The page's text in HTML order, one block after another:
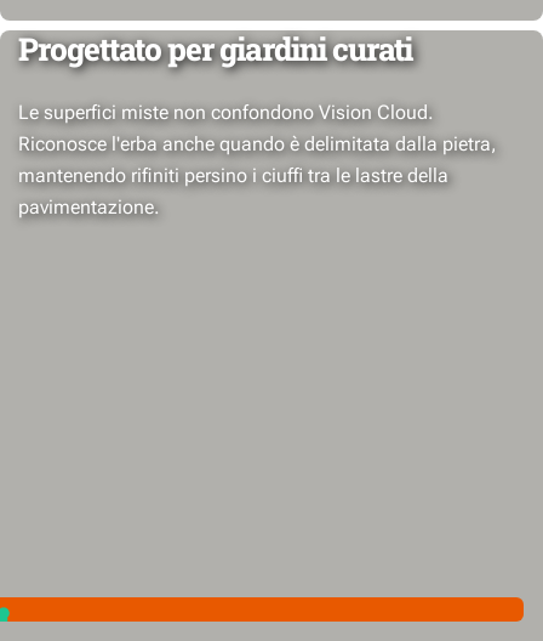
Progettato per giardini curati
Le superfici miste non confondono Vision Cloud.
Riconosce l'erba anche quando è delimitata dalla pietra,
mantenendo rifiniti persino i ciuffi tra le lastre della
pavimentazione.